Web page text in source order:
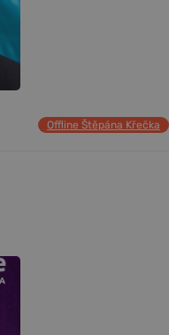
Offline Štěpána Křečka